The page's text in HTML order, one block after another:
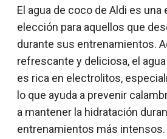
El agua de coco de Aldi es una
elección para aquellos que
durante sus entrenamientos.
refrescante y deliciosa, el
es rica en electrolitos,
lo que ayuda a prevenir
a mantener la hidratación
entrenamientos más intensos.